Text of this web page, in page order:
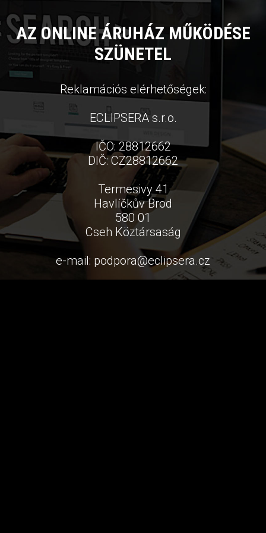
AZ ONLINE ÁRUHÁZ MŰKÖDÉSE
SZÜNETEL
Reklamációs elérhetőségek:
ECLIPSERA s.r.o.
IČO: 28812662
DIČ: CZ28812662
Termesivy 41
Havlíčkův Brod
580 01
Cseh Köztársaság
e-mail: podpora@eclipsera.cz